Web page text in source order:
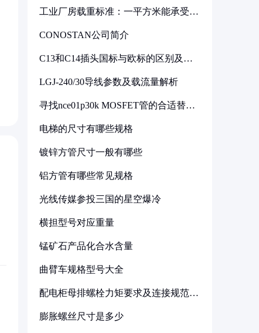
工业厂房载重标准：一平方米能承受多
CONOSTAN公司简介
C13和C14插头国标与欧标的区别及其
LGJ-240/30导线参数及载流量解析
寻找nce01p30k MOSFET管的合适替代
电梯的尺寸有哪些规格
镀锌方管尺寸一般有哪些
铝方管有哪些常见规格
光线传媒参投三国的星空爆冷
横担型号对应重量
锰矿石产品化合水含量
曲臂车规格型号大全
配电柜母排螺栓力矩要求及连接规范详
膨胀螺丝尺寸是多少